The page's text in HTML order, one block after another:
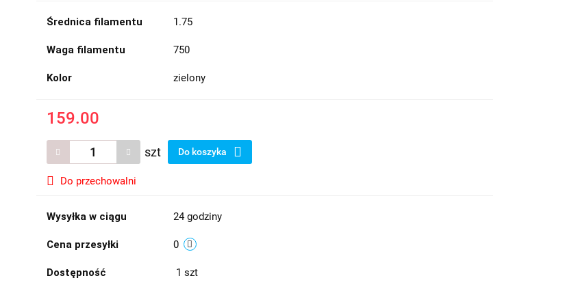
Średnica filamentu 1.75
Waga filamentu 750
Kolor zielony
159.00
szt Do koszyka
Do przechowalni
Wysyłka w ciągu 24 godziny
Cena przesyłki 0
Dostępność 1 szt